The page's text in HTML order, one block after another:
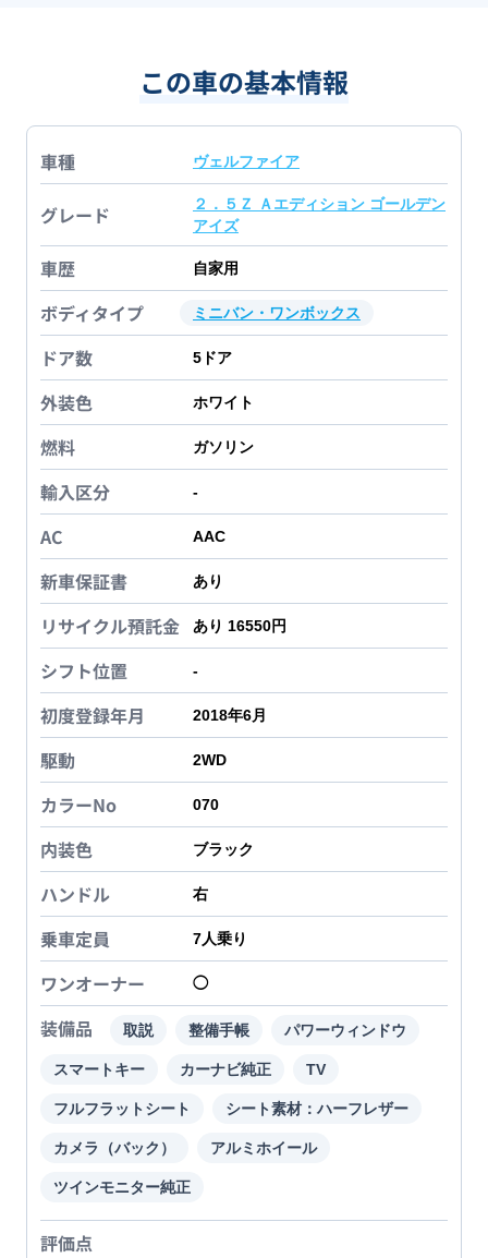
この車の基本情報
車種 ヴェルファイア
グレード
２．５Ｚ Ａエディション ゴールデン
アイズ
車歴 自家用
ボディタイプ ミニバン・ワンボックス
ドア数 5 ドア
外装色 ホワイト
燃料 ガソリン
輸入区分 -
AC AAC
新車保証書 あり
リサイクル預託金 あり 16550円
シフト位置 -
初度登録年月 2018年6月
駆動 2WD
カラーNo 070
内装色 ブラック
ハンドル 右
乗車定員 7人乗り
ワンオーナー ◯
装備品 取説 整備手帳 パワーウィンドウ
スマートキー カーナビ純正 TV
フルフラットシート シート素材：ハーフレザー
カメラ（バック） アルミホイール
ツインモニター純正
評価点